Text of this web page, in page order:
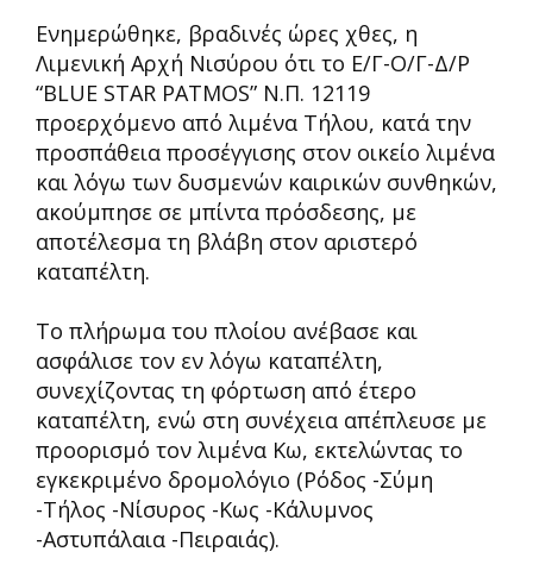
Ενημερώθηκε, βραδινές ώρες χθες, η
Λιμενική Αρχή Νισύρου ότι το Ε/Γ-Ο/Γ-Δ/Ρ
“ΒLUE STAR PATMOS” Ν.Π. 12119
προερχόμενο από λιμένα Τήλου, κατά την
προσπάθεια προσέγγισης στον οικείο λιμένα
και λόγω των δυσμενών καιρικών συνθηκών,
ακούμπησε σε μπίντα πρόσδεσης, με
αποτέλεσμα τη βλάβη στον αριστερό
καταπέλτη.
Το πλήρωμα του πλοίου ανέβασε και
ασφάλισε τον εν λόγω καταπέλτη,
συνεχίζοντας τη φόρτωση από έτερο
καταπέλτη, ενώ στη συνέχεια απέπλευσε με
προορισμό τον λιμένα Κω, εκτελώντας το
εγκεκριμένο δρομολόγιο (Ρόδος -Σύμη
-Τήλος -Νίσυρος -Κως -Κάλυμνος
-Αστυπάλαια -Πειραιάς).